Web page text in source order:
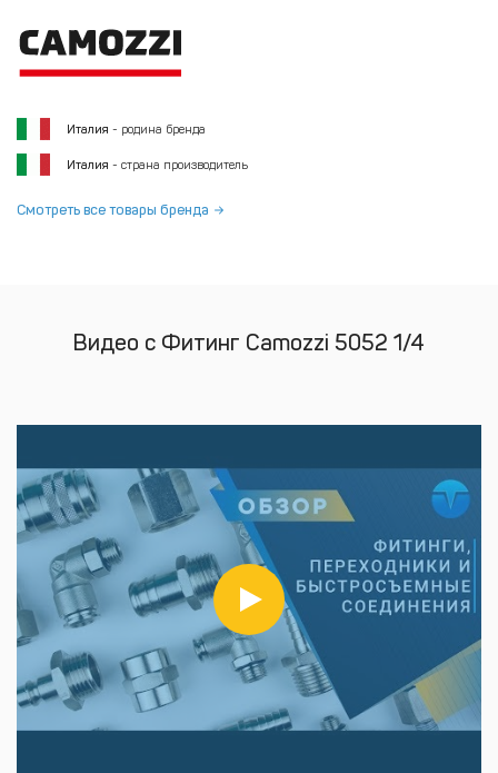
Италия - родина бренда
Италия - страна производитель
Смотреть все товары бренда
Видео с Фитинг Camozzi 5052 1/4